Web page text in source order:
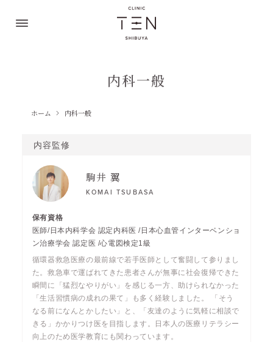
内科一般
ホーム 内科一般
内容監修
駒井 翼
KOMAI TSUBASA
医師/日本内科学会 認定内科医 /日本心血管インターベンショ
ン治療学会 認定医 /心電図検定1級
循環器救急医療の最前線で若手医師として奮闘して参りまし
た。救急車で運ばれてきた患者さんが無事に社会復帰できた
瞬間に「猛烈なやりがい」を感じる一方、助けられなかった
「生活習慣病の成れの果て」も多く経験しました。 「そう
なる前になんとかしたい」と、「友達のように気軽に相談で
きる」かかりつけ医を目指します。日本人の医療リテラシー
向上のため医学教育にも関わっています。